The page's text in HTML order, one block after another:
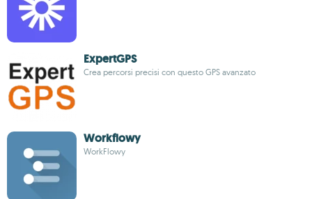
ExpertGPS
Crea percorsi precisi con questo GPS avanzato
Workflowy
WorkFlowy